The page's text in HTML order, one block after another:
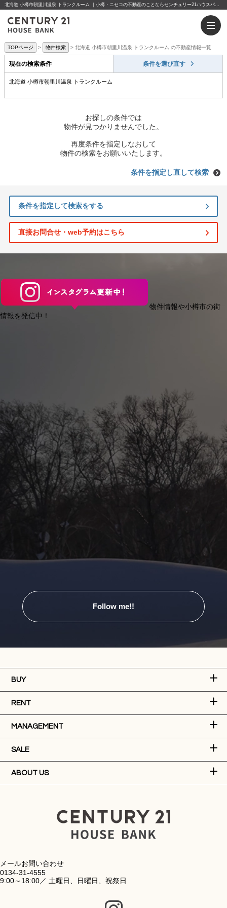
北海道 小樽市朝里川温泉 トランクルーム ｜小樽・ニセコの不動産のことならセンチュリー21ハウスバンクへ
TOPページ 物件検索 北海道 小樽市朝里川温泉 トランクルーム の不動産情報一覧
現在の検索条件 条件を選び直す
北海道 小樽市朝里川温泉 トランクルーム
お探しの条件では
物件が見つかりませんでした。
再度条件を指定しなおして
物件の検索をお願いいたします。
条件を指定し直して検索
条件を指定して検索をする
直接お問合せ・web予約はこちら
物件情報や小樽市の街
情報を発信中！
Follow me!!
BUY
RENT
MANAGEMENT
SALE
ABOUT US
メールお問い合わせ
0134-31-4555
9:00～18:00／ 土曜日、日曜日、祝祭日